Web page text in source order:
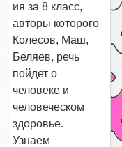
ия за 8 класс,
авторы которого
Колесов, Маш,
Беляев, речь
пойдет о
человеке и
человеческом
здоровье.
Узнаем